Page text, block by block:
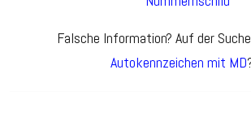
Falsche Information? Auf der
Autokennzeichen mit MD